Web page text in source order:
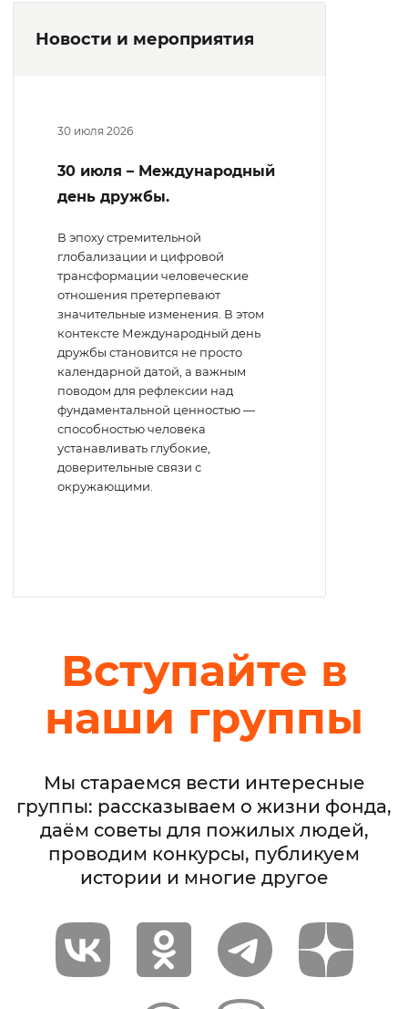
Новости и мероприятия
30 июля 2026
30 июля – Международный
день дружбы.
В эпоху стремительной
глобализации и цифровой
трансформации человеческие
отношения претерпевают
значительные изменения. В этом
контексте Международный день
дружбы становится не просто
календарной датой, а важным
поводом для рефлексии над
фундаментальной ценностью —
способностью человека
устанавливать глубокие,
доверительные связи с
окружающими.
Вступайте в
наши группы
Мы стараемся вести интересные
группы: рассказываем о жизни фонда,
даём советы для пожилых людей,
проводим конкурсы, публикуем
истории и многие другое